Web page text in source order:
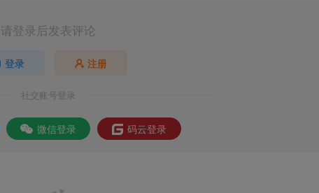
请登录后发表评论
登录 注册
社交账号登录
微信登录 码云登录